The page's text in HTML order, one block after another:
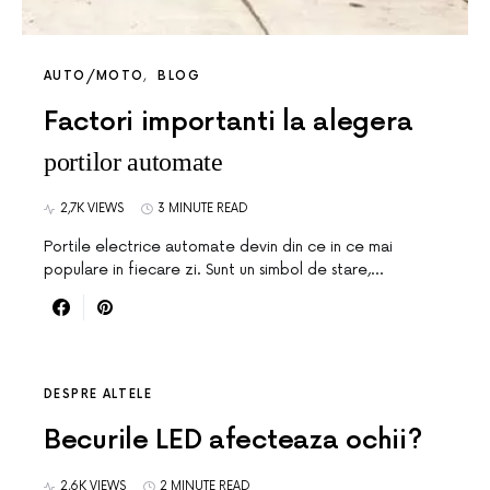
AUTO/MOTO BLOG
Factori importanti la alegera
portilor automate
2,7K VIEWS 3 MINUTE READ
Portile electrice automate devin din ce in ce mai
populare in fiecare zi. Sunt un simbol de stare,…
DESPRE ALTELE
Becurile LED afecteaza ochii?
2,6K VIEWS 2 MINUTE READ